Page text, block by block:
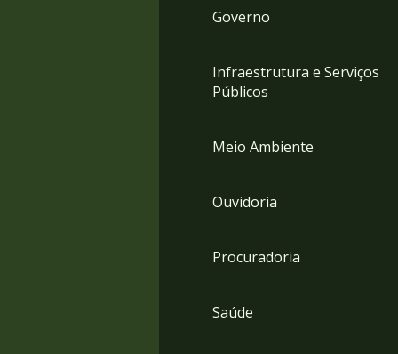
Governo
Infraestrutura e Serviços
Públicos
Meio Ambiente
Ouvidoria
Procuradoria
Saúde